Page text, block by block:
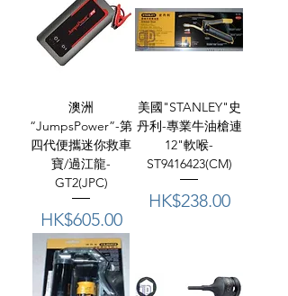
澳洲
“JumpsPower”-第
四代便攜迷你救車
寶/過江龍-
GT2(JPC)
價格
HK$605.00
美國"STANLEY"史
丹利-專業牛油槍連
12"軟喉-
ST9416423(CM)
價格
HK$238.00